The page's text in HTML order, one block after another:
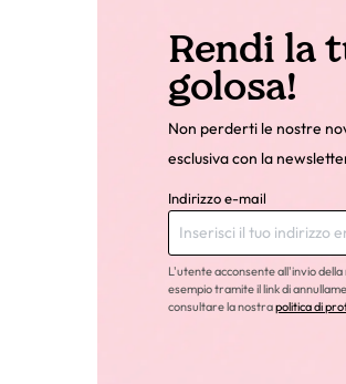
Rendi la
golosa!
Non perderti le nostre
esclusiva con la
Indirizzo e-mail
L'utente acconsente all'invio
esempio tramite il link di
consultare la nostrapolitica di